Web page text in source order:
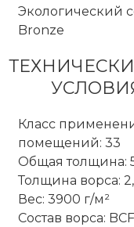
Экологический
Bronze
Класс
помещений: 33
Общая толщина:
Толщина ворса:
Вес: 3900 г/м²
Состав ворса: